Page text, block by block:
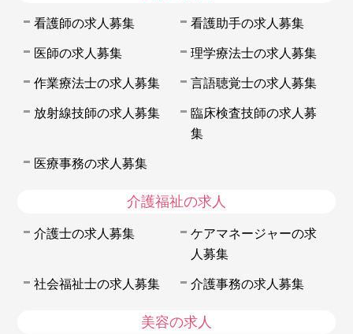
看護師の求人募集 看護助手の求人募集
医師の求人募集 理学療法士の求人募集
作業療法士の求人募集 言語聴覚士の求人募集
放射線技師の求人募集
臨床検査技師の求人募
集
医療事務の求人募集
介護福祉の求人
介護士の求人募集
ケアマネージャーの求
人募集
社会福祉士の求人募集 介護事務の求人募集
美容の求人